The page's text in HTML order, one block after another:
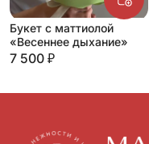
Букет с маттиолой
«Весеннее дыхание»
7 500 ₽